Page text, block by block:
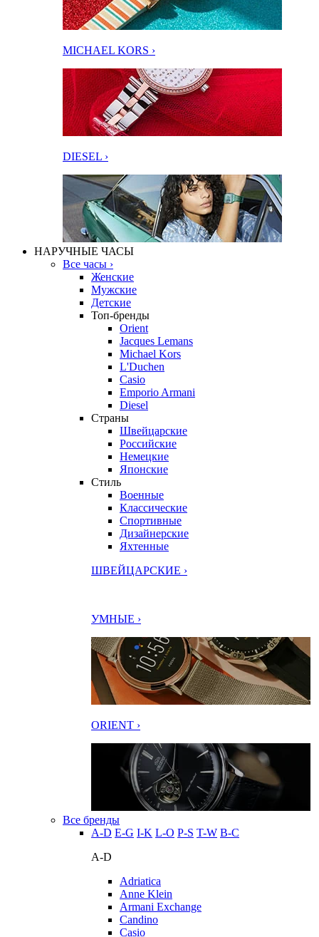
MICHAEL KORS ›
DIESEL ›
НАРУЧНЫЕ ЧАСЫ
Все часы ›
Женские
Мужские
Детские
Топ-бренды
Orient
Jacques Lemans
Michael Kors
L'Duchen
Casio
Emporio Armani
Diesel
Страны
Швейцарские
Российские
Немецкие
Японские
Стиль
Военные
Классические
Спортивные
Дизайнерские
Яхтенные
ШВЕЙЦАРСКИЕ ›
УМНЫЕ ›
ORIENT ›
Все бренды
A-D E-G I-K L-O P-S T-W В-С
A-D
Adriatica
Anne Klein
Armani Exchange
Candino
Casio